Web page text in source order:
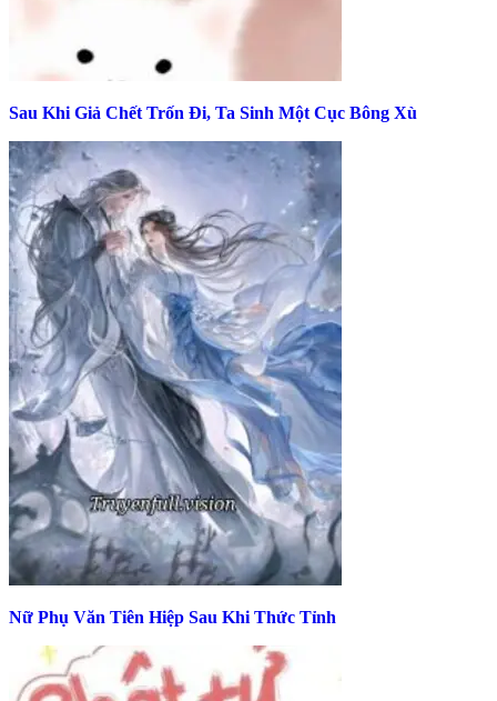
Sau Khi Giả Chết Trốn Đi, Ta Sinh Một Cục Bông Xù
Nữ Phụ Văn Tiên Hiệp Sau Khi Thức Tỉnh